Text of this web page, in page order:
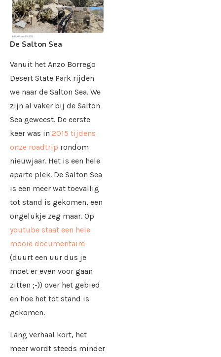
De Salton Sea
Vanuit het Anzo Borrego
Desert State Park rijden
we naar de Salton Sea. We
zijn al vaker bij de Salton
Sea geweest. De eerste
keer was in 2015 tijdens
onze roadtrip rondom
nieuwjaar. Het is een hele
aparte plek. De Salton Sea
is een meer wat toevallig
tot stand is gekomen, een
ongelukje zeg maar. Op
youtube staat een hele
mooie documentaire
(duurt een uur dus je
moet er even voor gaan
zitten ;-)) over het gebied
en hoe het tot stand is
gekomen.
Lang verhaal kort, het
meer wordt steeds minder